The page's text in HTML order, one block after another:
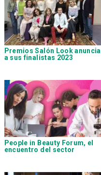
Premios Salón Look anuncia
a sus finalistas 2023
People in Beauty Forum, el
encuentro del sector